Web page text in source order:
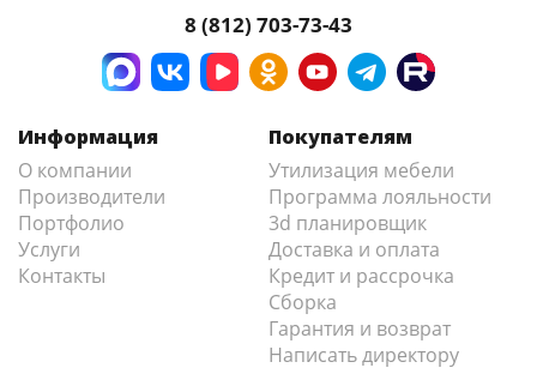
8 (812) 703-73-43
Информация
О компании
Производители
Портфолио
Услуги
Контакты
Покупателям
Утилизация мебели
Программа лояльности
3d планировщик
Доставка и оплата
Кредит и рассрочка
Сборка
Гарантия и возврат
Написать директору